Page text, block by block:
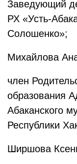
Заведующий
РХ «Усть-
Солошенко»;
Михайлова
член
образования
Абаканского
Республики
Ширшова